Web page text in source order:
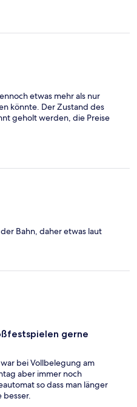
etwas mehr als nur
könnte. Der Zustand des
geholt werden, die Preise
Bahn, daher etwas laut
gerne
bei Vollbelegung am
aber immer noch
so dass man länger
besser.